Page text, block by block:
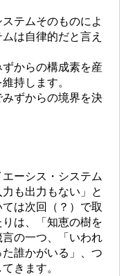
テムそのものによ
は自律的だと言え
からの構成素を産
持します。
ずからの境界を決
ーシス・システム
も出力もない」と
は次回（？）で取
は、「知恵の樹を
の一つ、「いわれ
誰かがいる」、つ
きます。